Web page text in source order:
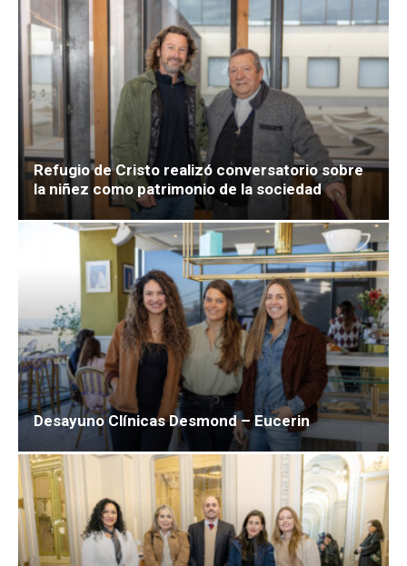
Refugio de Cristo realizó conversatorio sobre
la niñez como patrimonio de la sociedad
Desayuno Clínicas Desmond – Eucerin